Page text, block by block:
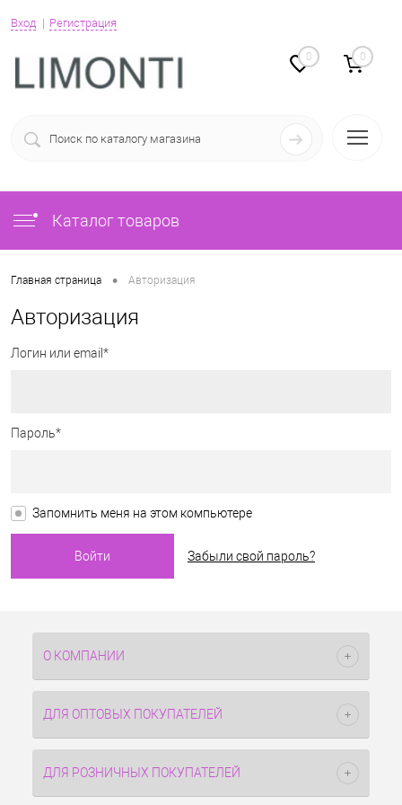
Вход Регистрация
0 0
Каталог товаров
Главная страница • Авторизация
Авторизация
Логин или email*
Пароль*
Запомнить меня на этом компьютере
Забыли свой пароль?
О КОМПАНИИ
ДЛЯ ОПТОВЫХ ПОКУПАТЕЛЕЙ
ДЛЯ РОЗНИЧНЫХ ПОКУПАТЕЛЕЙ